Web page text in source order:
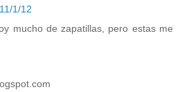
11/1/12
mucho de zapatillas, pero estas me